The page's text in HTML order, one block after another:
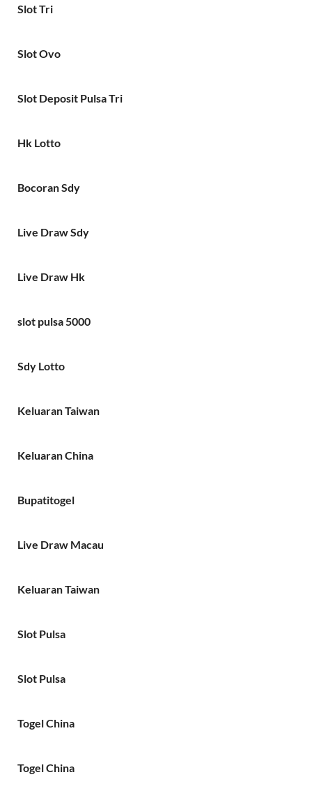
Slot Tri
Slot Ovo
Slot Deposit Pulsa Tri
Hk Lotto
Bocoran Sdy
Live Draw Sdy
Live Draw Hk
slot pulsa 5000
Sdy Lotto
Keluaran Taiwan
Keluaran China
Bupatitogel
Live Draw Macau
Keluaran Taiwan
Slot Pulsa
Slot Pulsa
Togel China
Togel China